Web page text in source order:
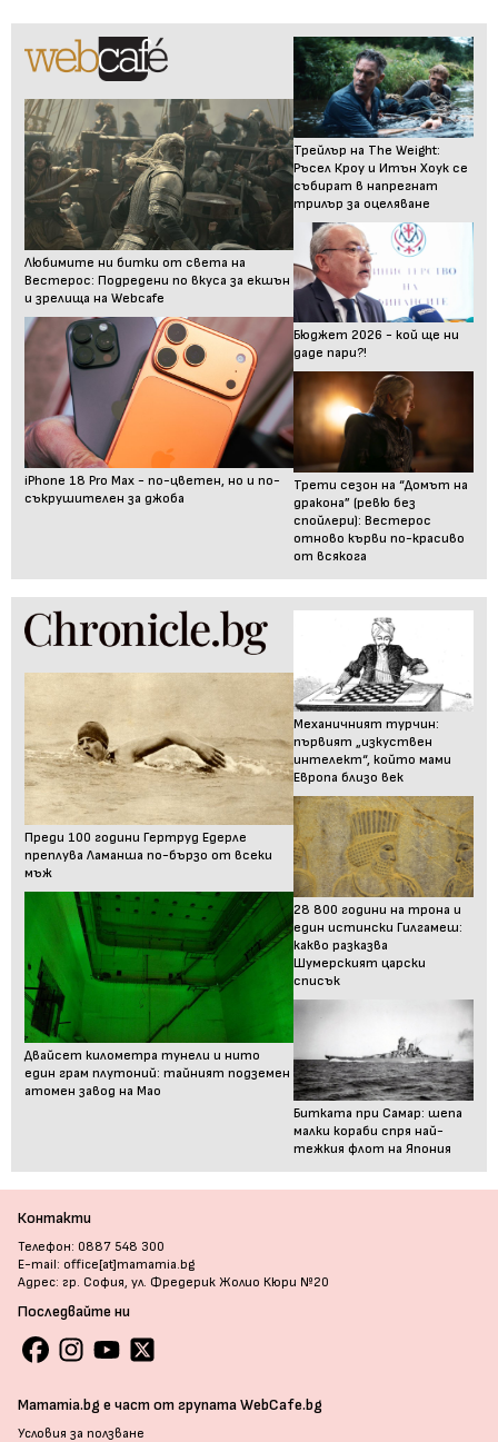
Любимите ни битки от света на
Вестерос: Подредени по вкуса за екшън
и зрелища на Webcafe
iPhone 18 Pro Max - по-цветен, но и по-
съкрушителен за джоба
Трейлър на The Weight:
Ръсел Кроу и Итън Хоук се
събират в напрегнат
трилър за оцеляване
Бюджет 2026 - кой ще ни
даде пари?!
Трети сезон на “Домът на
дракона” (ревю без
спойлери): Вестерос
отново кърви по-красиво
от всякога
Преди 100 години Гертруд Едерле
преплува Ламанша по-бързо от всеки
мъж
Двайсет километра тунели и нито
един грам плутоний: тайният подземен
атомен завод на Мао
Механичният турчин:
първият „изкуствен
интелект“, който мами
Европа близо век
28 800 години на трона и
един истински Гилгамеш:
какво разказва
Шумерският царски
списък
Битката при Самар: шепа
малки кораби спря най-
тежкия флот на Япония
Контакти
Телефон: 0887 548 300
E-mail: office[at]mamamia.bg
Адрес: гр. София, ул. Фредерик Жолио Кюри №20
Последвайте ни
Mamamia.bg е част от групата WebCafe.bg
Условия за ползване